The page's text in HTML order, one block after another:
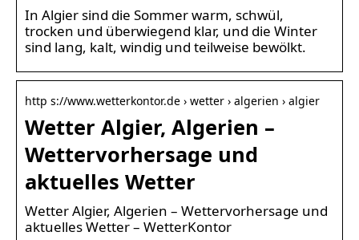
In Algier sind die Sommer warm, schwül,
trocken und überwiegend klar, und die Winter
sind lang, kalt, windig und teilweise bewölkt.
http s://www.wetterkontor.de › wetter › algerien › algier
Wetter Algier, Algerien –
Wettervorhersage und
aktuelles Wetter
Wetter Algier, Algerien – Wettervorhersage und
aktuelles Wetter – WetterKontor